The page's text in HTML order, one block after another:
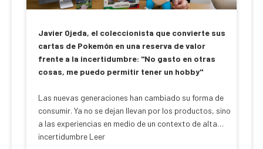
Javier Ojeda, el coleccionista que convierte sus
cartas de Pokemón en una reserva de valor
frente a la incertidumbre: "No gasto en otras
cosas, me puedo permitir tener un hobby"
Las nuevas generaciones han cambiado su forma de
consumir. Ya no se dejan llevan por los productos, sino
a las experiencias en medio de un contexto de alta
incertidumbre Leer